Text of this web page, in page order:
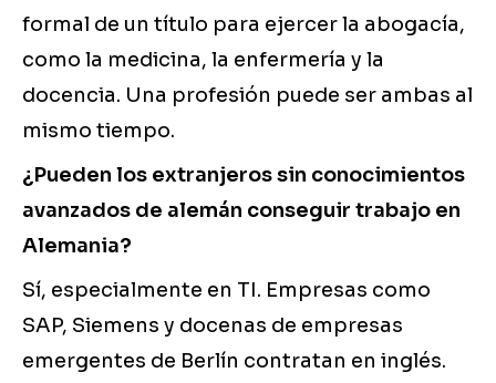
formal de un título para ejercer la abogacía,
como la medicina, la enfermería y la
docencia. Una profesión puede ser ambas al
mismo tiempo.
¿Pueden los extranjeros sin conocimientos
avanzados de alemán conseguir trabajo en
Alemania?
Sí, especialmente en TI. Empresas como
SAP, Siemens y docenas de empresas
emergentes de Berlín contratan en inglés.